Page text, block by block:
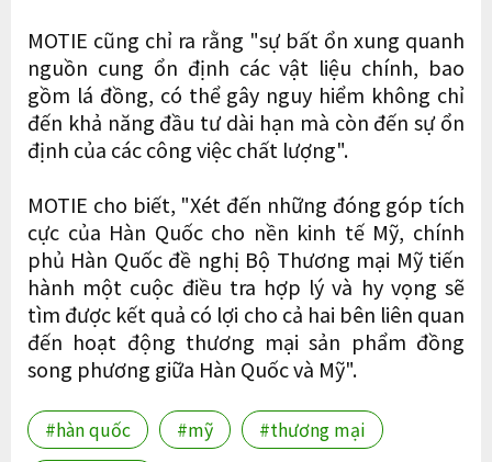
MOTIE cũng chỉ ra rằng "sự bất ổn xung quanh
nguồn cung ổn định các vật liệu chính, bao
gồm lá đồng, có thể gây nguy hiểm không chỉ
đến khả năng đầu tư dài hạn mà còn đến sự ổn
định của các công việc chất lượng".
MOTIE cho biết, "Xét đến những đóng góp tích
cực của Hàn Quốc cho nền kinh tế Mỹ, chính
phủ Hàn Quốc đề nghị Bộ Thương mại Mỹ tiến
hành một cuộc điều tra hợp lý và hy vọng sẽ
tìm được kết quả có lợi cho cả hai bên liên quan
đến hoạt động thương mại sản phẩm đồng
song phương giữa Hàn Quốc và Mỹ".
#hàn quốc #mỹ
#thương mại